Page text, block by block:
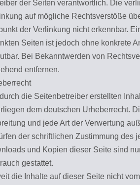
der Seiten verantwortlich. Die
auf mögliche Rechtsverstöße
der Verlinkung nicht erkennbar.
Seiten ist jedoch ohne konkrete
Bei Bekanntwerden von
entfernen.
die Seitenbetreiber erstellten
dem deutschen Urheberrecht.
und jede Art der Verwertung
der schriftlichen Zustimmung des
und Kopien dieser Seite sind
gestattet.
die Inhalte auf dieser Seite nicht